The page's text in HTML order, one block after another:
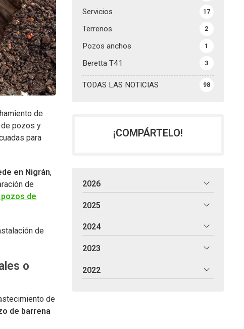
TODAS LAS NOTICIAS 98
Servicios 17
Terrenos 2
Pozos anchos 1
Beretta T41 3
de
de pozos y
para
en Nigrán,
de
de
de
o
de
de barrena
¡COMPÁRTELO!
2026
2025
2024
2023
2022